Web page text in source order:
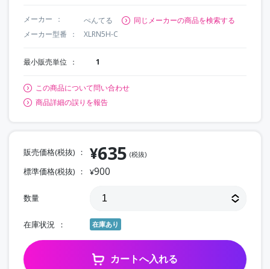
メーカー ぺんてる
同じメーカーの商品を検索する
メーカー型番
XLRN5H-C
最小販売単位 1
この商品について問い合わせ
商品詳細の誤りを報告
販売価格(税抜) ¥635 (税抜)
標準価格(税抜) ¥900
数量
在庫状況 在庫あり
カートへ入れる